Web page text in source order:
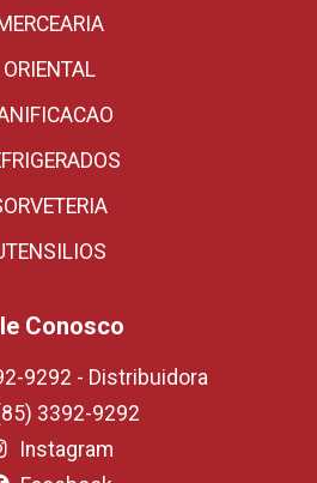
ORIENTAL
Conosco
9292 - Distribuidora
3392-9292
Instagram